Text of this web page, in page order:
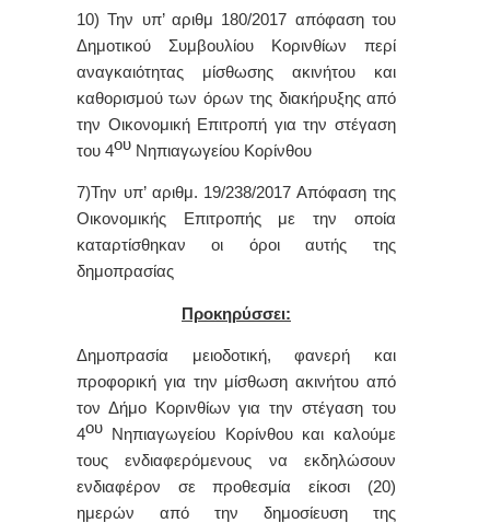
10) Την υπ’ αριθμ 180/2017 απόφαση του
Δημοτικού Συμβουλίου Κορινθίων περί
αναγκαιότητας μίσθωσης ακινήτου και
καθορισμού των όρων της διακήρυξης από
την Οικονομική Επιτροπή για την στέγαση
του 4ου Νηπιαγωγείου Κορίνθου
7)Την υπ’ αριθμ. 19/238/2017 Απόφαση της
Οικονομικής Επιτροπής με την οποία
καταρτίσθηκαν οι όροι αυτής της
δημοπρασίας
Προκηρύσσει:
Δημοπρασία μειοδοτική, φανερή και
προφορική για την μίσθωση ακινήτου από
τον Δήμο Κορινθίων για την στέγαση του
4ου Νηπιαγωγείου Κορίνθου και καλούμε
τους ενδιαφερόμενους να εκδηλώσουν
ενδιαφέρον σε προθεσμία είκοσι (20)
ημερών από την δημοσίευση της